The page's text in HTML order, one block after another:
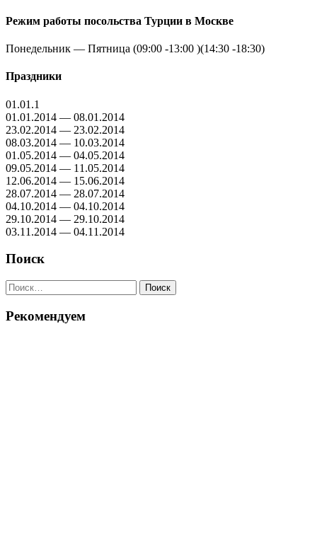
Режим работы посольства Турции в Москве
Понедельник — Пятница (09:00 -13:00 )(14:30 -18:30)
Праздники
01.01.1
01.01.2014 — 08.01.2014
23.02.2014 — 23.02.2014
08.03.2014 — 10.03.2014
01.05.2014 — 04.05.2014
09.05.2014 — 11.05.2014
12.06.2014 — 15.06.2014
28.07.2014 — 28.07.2014
04.10.2014 — 04.10.2014
29.10.2014 — 29.10.2014
03.11.2014 — 04.11.2014
Поиск
Найти:
Рекомендуем